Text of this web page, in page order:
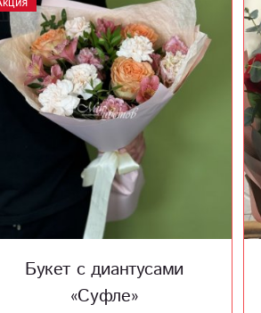
Сборный букет «Счастье
есть!»